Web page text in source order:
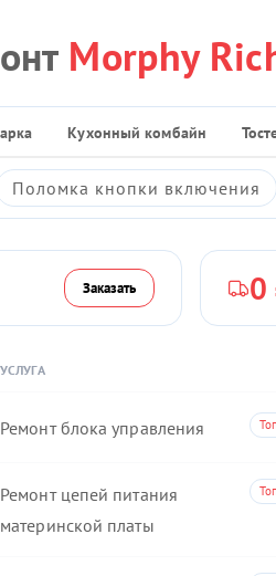
Morphy
Кухонный комбайн
Поломка кнопки включения
Заказать 0
УСЛУГА
Ремонт блока управления
Ремонт цепей питания
материнской платы